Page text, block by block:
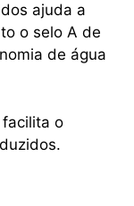
ajuda a
o selo A de
de água
facilita o